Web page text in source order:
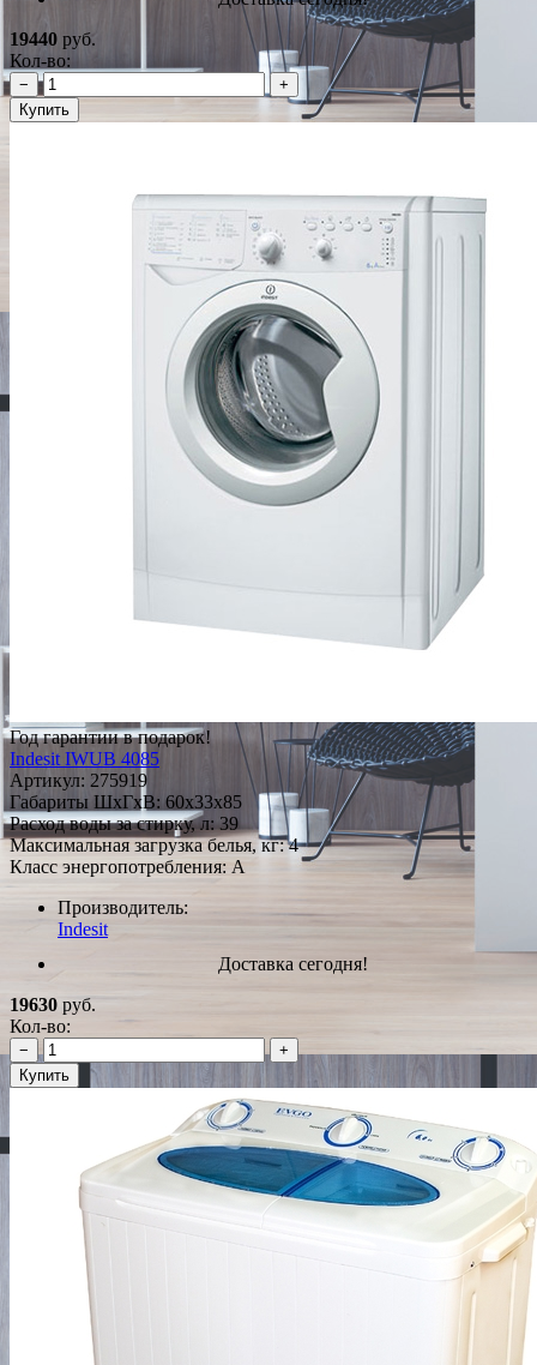
19440 руб.
Кол-во:
−
+
Купить
Год гарантии в подарок!
Indesit IWUB 4085
Артикул: 275919
Габариты ШxГxВ: 60x33x85
Расход воды за стирку, л: 39
Максимальная загрузка белья, кг: 4
Класс энергопотребления: A
Производитель:
Indesit
Доставка сегодня!
19630 руб.
Кол-во:
−
+
Купить